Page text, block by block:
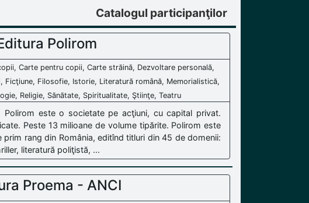
Catalogul participanţilor
Polirom
Carte pentru copii, Carte străină, Dezvoltare personală,
Ficţiune, Filosofie, Istorie, Literatură română, Memorialistică,
Religie, Sănătate, Spiritualitate, Ştiinţe, Teatru
Polirom este o societate pe acţiuni, cu capital privat.
Peste 13 milioane de volume tipărite. Polirom este
prim rang din România, editînd titluri din 45 de domenii:
literatură poliţistă, ...
Proema - ANCI